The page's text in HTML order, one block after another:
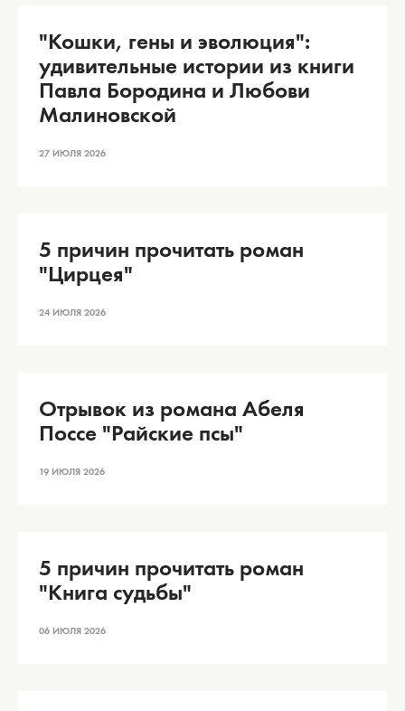
"Кошки, гены и эволюция":
удивительные истории из книги
Павла Бородина и Любови
Малиновской
27 ИЮЛЯ 2026
5 причин прочитать роман
"Цирцея"
24 ИЮЛЯ 2026
Отрывок из романа Абеля
Поссе "Райские псы"
19 ИЮЛЯ 2026
5 причин прочитать роман
"Книга судьбы"
06 ИЮЛЯ 2026